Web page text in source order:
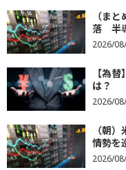
（ま
落 半
2026/
【為
は？
2026/
（朝
情勢を
2026/